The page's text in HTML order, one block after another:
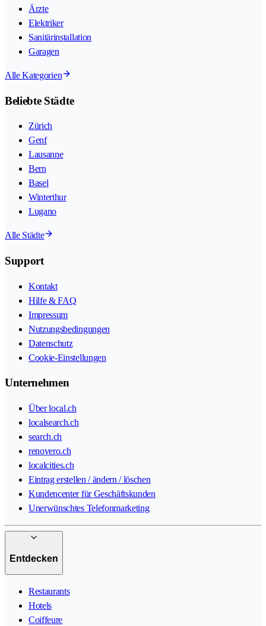
Ärzte
Elektriker
Sanitärinstallation
Garagen
Alle Kategorien
Beliebte Städte
Zürich
Genf
Lausanne
Bern
Basel
Winterthur
Lugano
Alle Städte
Support
Kontakt
Hilfe & FAQ
Impressum
Nutzungsbedingungen
Datenschutz
Cookie-Einstellungen
Unternehmen
Über local.ch
localsearch.ch
search.ch
renovero.ch
localcities.ch
Eintrag erstellen / ändern / löschen
Kundencenter für Geschäftskunden
Unerwünschtes Telefonmarketing
Entdecken
Restaurants
Hotels
Coiffeure